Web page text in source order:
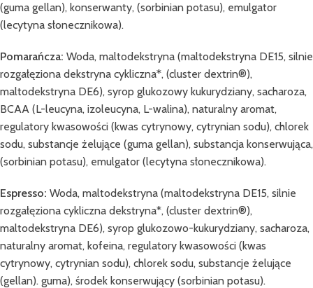
(guma gellan), konserwanty, (sorbinian potasu), emulgator
(lecytyna słonecznikowa).
Pomarańcza: Woda, maltodekstryna (maltodekstryna DE15, silnie
rozgałęziona dekstryna cykliczna*, (cluster dextrin®),
maltodekstryna DE6), syrop glukozowy kukurydziany, sacharoza,
BCAA (L-leucyna, izoleucyna, L-walina), naturalny aromat,
regulatory kwasowości (kwas cytrynowy, cytrynian sodu), chlorek
sodu, substancje żelujące (guma gellan), substancja konserwująca,
(sorbinian potasu), emulgator (lecytyna słonecznikowa).
Espresso: Woda, maltodekstryna (maltodekstryna DE15, silnie
rozgałęziona cykliczna dekstryna*, (cluster dextrin®),
maltodekstryna DE6), syrop glukozowo-kukurydziany, sacharoza,
naturalny aromat, kofeina, regulatory kwasowości (kwas
cytrynowy, cytrynian sodu), chlorek sodu, substancje żelujące
(gellan). guma), środek konserwujący (sorbinian potasu).